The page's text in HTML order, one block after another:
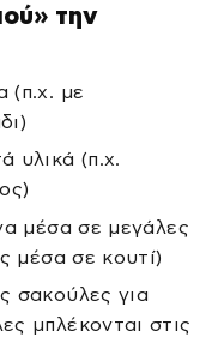
την
(π.χ. με
υλικά (π.χ.
μέσα σε μεγάλες
μέσα σε κουτί)
σακούλες για
μπλέκονται στις